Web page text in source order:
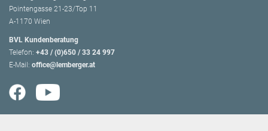
Pointengasse 21-23/Top 11
A-1170 Wien
BVL Kundenberatung
Telefon: +43 / (0)650 / 33 24 997
E-Mail: office@lemberger.at